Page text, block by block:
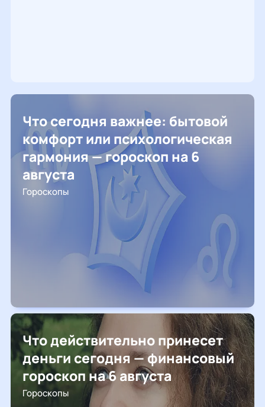
Что сегодня важнее: бытовой
комфорт или психологическая
гармония — гороскоп на 6
августа
Гороскопы
Что действительно принесет
деньги сегодня — финансовый
гороскоп на 6 августа
Гороскопы